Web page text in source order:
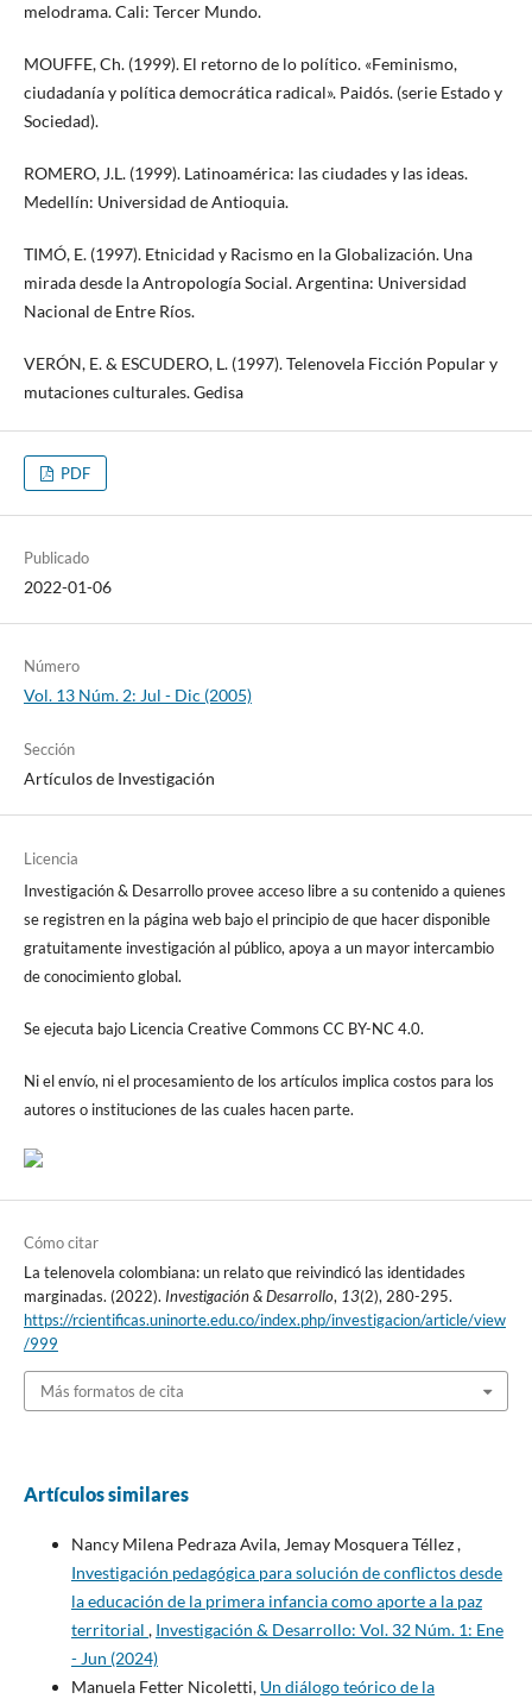
melodrama. Cali: Tercer Mundo.
MOUFFE, Ch. (1999). El retorno de lo político. «Feminismo,
ciudadanía y política democrática radical». Paidós. (serie Estado y
Sociedad).
ROMERO, J.L. (1999). Latinoamérica: las ciudades y las ideas.
Medellín: Universidad de Antioquia.
TIMÓ, E. (1997). Etnicidad y Racismo en la Globalización. Una
mirada desde la Antropología Social. Argentina: Universidad
Nacional de Entre Ríos.
VERÓN, E. & ESCUDERO, L. (1997). Telenovela Ficción Popular y
mutaciones culturales. Gedisa
PDF
Publicado
2022-01-06
Número
Vol. 13 Núm. 2: Jul - Dic (2005)
Sección
Artículos de Investigación
Licencia
Investigación & Desarrollo provee acceso libre a su contenido a quienes
se registren en la página web bajo el principio de que hacer disponible
gratuitamente investigación al público, apoya a un mayor intercambio
de conocimiento global.
Se ejecuta bajo Licencia Creative Commons CC BY-NC 4.0.
Ni el envío, ni el procesamiento de los artículos implica costos para los
autores o instituciones de las cuales hacen parte.
Cómo citar
La telenovela colombiana: un relato que reivindicó las identidades
marginadas. (2022). Investigación & Desarrollo, 13(2), 280-295.
https://rcientificas.uninorte.edu.co/index.php/investigacion/article/view
/999
Más formatos de cita
Artículos similares
Nancy Milena Pedraza Avila, Jemay Mosquera Téllez ,
Investigación pedagógica para solución de conflictos desde
la educación de la primera infancia como aporte a la paz
territorial , Investigación & Desarrollo: Vol. 32 Núm. 1: Ene
- Jun (2024)
Manuela Fetter Nicoletti, Un diálogo teórico de la